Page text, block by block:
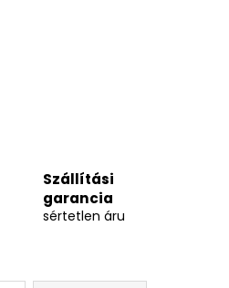
Szállítási
garancia
sértetlen áru